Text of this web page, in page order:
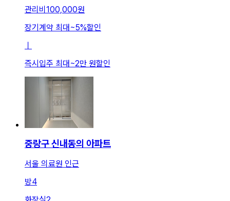
관리비 100,000원
장기계약 최대~5%할인
ㅣ
즉시입주 최대~2만 원할인
중랑구 신내동의 아파트
서울 의료원 인근
방4